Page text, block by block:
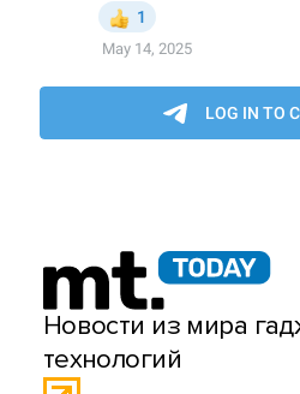
Новости из мира
технологий